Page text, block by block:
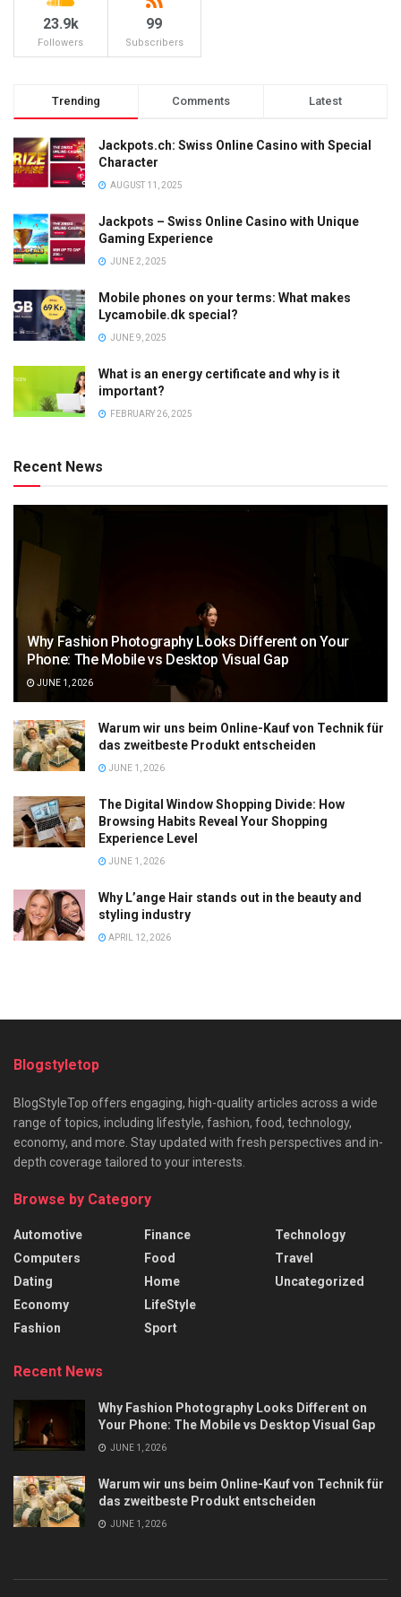
23.9k
Followers
99
Subscribers
Trending Comments Latest
Jackpots.ch: Swiss Online Casino with Special
Character
AUGUST 11, 2025
Jackpots – Swiss Online Casino with Unique
Gaming Experience
JUNE 2, 2025
Mobile phones on your terms: What makes
Lycamobile.dk special?
JUNE 9, 2025
What is an energy certificate and why is it
important?
FEBRUARY 26, 2025
Recent News
Why Fashion Photography Looks Different on Your
Phone: The Mobile vs Desktop Visual Gap
JUNE 1, 2026
Warum wir uns beim Online-Kauf von Technik für
das zweitbeste Produkt entscheiden
JUNE 1, 2026
The Digital Window Shopping Divide: How
Browsing Habits Reveal Your Shopping
Experience Level
JUNE 1, 2026
Why L’ange Hair stands out in the beauty and
styling industry
APRIL 12, 2026
Blogstyletop
BlogStyleTop offers engaging, high-quality articles across a wide
range of topics, including lifestyle, fashion, food, technology,
economy, and more. Stay updated with fresh perspectives and in-
depth coverage tailored to your interests.
Browse by Category
Automotive
Computers
Dating
Economy
Fashion
Finance
Food
Home
LifeStyle
Sport
Technology
Travel
Uncategorized
Recent News
Why Fashion Photography Looks Different on
Your Phone: The Mobile vs Desktop Visual Gap
JUNE 1, 2026
Warum wir uns beim Online-Kauf von Technik für
das zweitbeste Produkt entscheiden
JUNE 1, 2026